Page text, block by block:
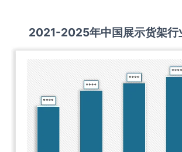
2021-2025年中国展示货架行